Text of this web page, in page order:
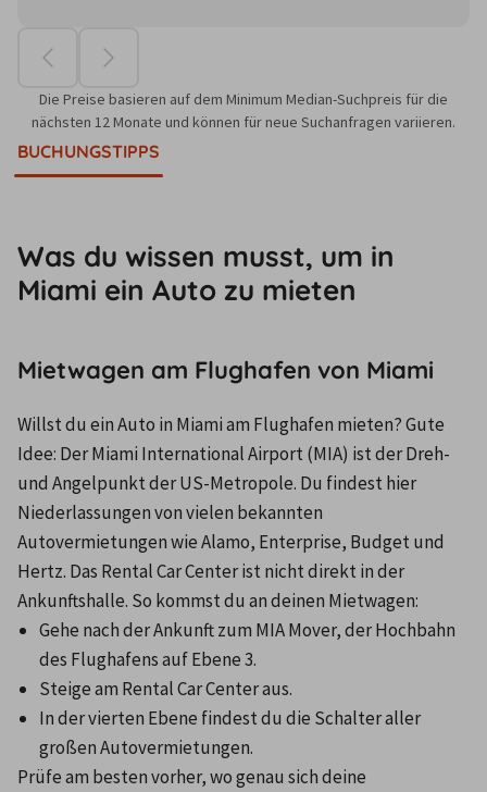
Die Preise basieren auf dem Minimum Median-Suchpreis für die
nächsten 12 Monate und können für neue Suchanfragen variieren.
BUCHUNGSTIPPS
Was du wissen musst, um in
Miami ein Auto zu mieten
Mietwagen am Flughafen von Miami
Willst du ein Auto in Miami am Flughafen mieten? Gute
Idee: Der Miami International Airport (MIA) ist der Dreh-
und Angelpunkt der US-Metropole. Du findest hier
Niederlassungen von vielen bekannten
Autovermietungen wie Alamo, Enterprise, Budget und
Hertz. Das Rental Car Center ist nicht direkt in der
Ankunftshalle. So kommst du an deinen Mietwagen:
Gehe nach der Ankunft zum MIA Mover, der Hochbahn
des Flughafens auf Ebene 3.
Steige am Rental Car Center aus.
In der vierten Ebene findest du die Schalter aller
großen Autovermietungen.
Prüfe am besten vorher, wo genau sich deine